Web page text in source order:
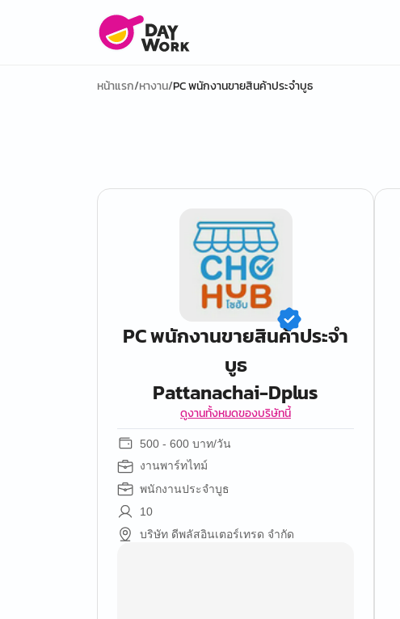
หน้าแรก/หางาน/PC พนักงานขายสินค้าประจำบูธ
PC พนักงานขายสินค้าประจำ
บูธ
Pattanachai-Dplus
ดูงานทั้งหมดของบริษัทนี้
500 - 600 บาท/วัน
งานพาร์ทไทม์
พนักงานประจำบูธ
10
บริษัท ดีพลัสอินเตอร์เทรด จำกัด